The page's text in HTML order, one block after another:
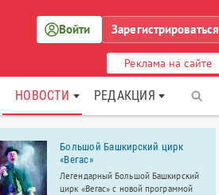
Войти Зарегистрироваться
Реклама на сайте
НОВОСТИ РЕДАКЦИЯ
Большой Башкирский цирк
«Вегас»
Легендарный Большой Башкирский
цирк «Вегас» с новой программой